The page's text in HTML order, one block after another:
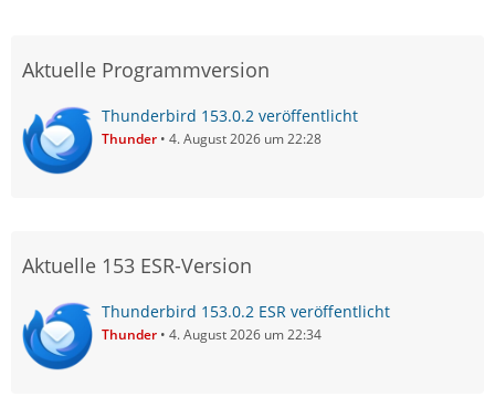
Aktuelle Programmversion
Thunderbird 153.0.2 veröffentlicht
Thunder 4. August 2026 um 22:28
Aktuelle 153 ESR-Version
Thunderbird 153.0.2 ESR veröffentlicht
Thunder 4. August 2026 um 22:34